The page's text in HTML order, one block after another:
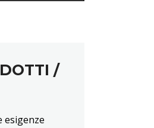
/
esigenze